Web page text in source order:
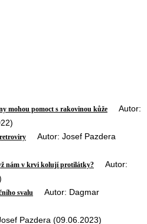
mohou pomoct s rakovinou kůže Autor:
Autor: Josef Pazdera
nám v krvi kolují protilátky? Autor:
svalu Autor: Dagmar
Pazdera (09.06.2023)